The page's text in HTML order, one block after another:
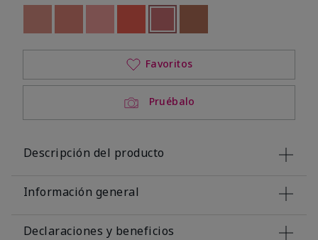
Out of stockOut of stockseleccionado
Out of stock
Pruébalo
Favoritos
Descripción del producto
Información general
Declaraciones y beneficios